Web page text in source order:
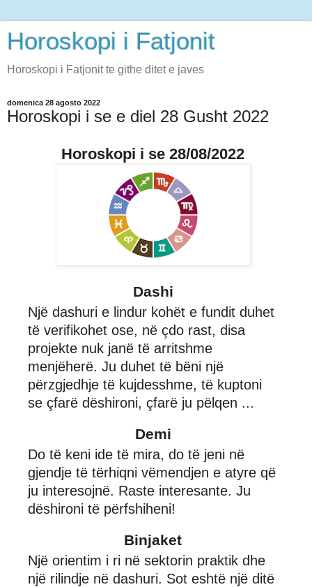
Horoskopi i Fatjonit
Horoskopi i Fatjonit te githe ditet e javes
domenica 28 agosto 2022
Horoskopi i se e diel 28 Gusht 2022
Horoskopi i se 28/08/2022
Dashi
Një dashuri e lindur kohët e fundit duhet
të verifikohet ose, në çdo rast, disa
projekte nuk janë të arritshme
menjëherë. Ju duhet të bëni një
përzgjedhje të kujdesshme, të kuptoni
se çfarë dëshironi, çfarë ju pëlqen ...
Demi
Do të keni ide të mira, do të jeni në
gjendje të tërhiqni vëmendjen e atyre që
ju interesojnë. Raste interesante. Ju
dëshironi të përfshiheni!
Binjaket
Një orientim i ri në sektorin praktik dhe
një rilindje në dashuri. Sot eshtë një ditë